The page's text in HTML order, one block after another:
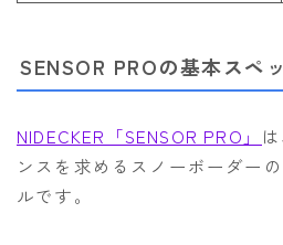
SENSOR PROの基本スペ
NIDECKER「SENSOR PRO」
ンスを求めるスノーボーダー
ルです。